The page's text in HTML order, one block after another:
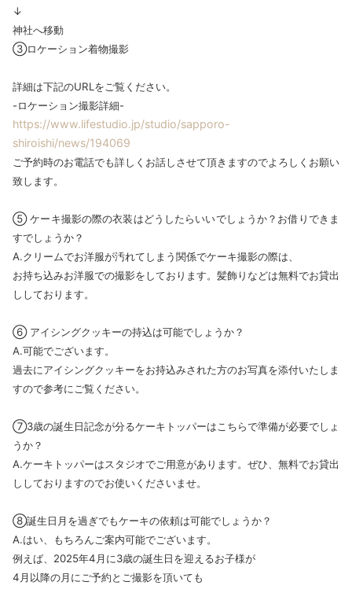
↓
神社へ移動
③ロケーション着物撮影
詳細は下記のURLをご覧ください。
-ロケーション撮影詳細-
https://www.lifestudio.jp/studio/sapporo-
shiroishi/news/194069
ご予約時のお電話でも詳しくお話しさせて頂きますのでよろしくお願い
致します。
⑤ ケーキ撮影の際の衣装はどうしたらいいでしょうか？お借りできま
すでしょうか？
A.クリームでお洋服が汚れてしまう関係でケーキ撮影の際は、
お持ち込みお洋服での撮影をしております。髪飾りなどは無料でお貸出
ししております。
⑥ アイシングクッキーの持込は可能でしょうか？
A.可能でございます。
過去にアイシングクッキーをお持込みされた方のお写真を添付いたしま
すので参考にご覧ください。
⑦3歳の誕生日記念が分るケーキトッパーはこちらで準備が必要でしょ
うか？
A.ケーキトッパーはスタジオでご用意があります。ぜひ、無料でお貸出
ししておりますのでお使いくださいませ。
⑧誕生日月を過ぎでもケーキの依頼は可能でしょうか？
A.はい、もちろんご案内可能でございます。
例えば、2025年4月に3歳の誕生日を迎えるお子様が
4月以降の月にご予約とご撮影を頂いても